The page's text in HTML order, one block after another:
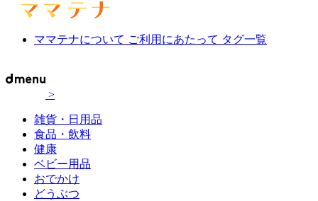
ママテナについて ご利用にあたって タグ一覧
>
雑貨・日用品
食品・飲料
健康
ベビー用品
おでかけ
どうぶつ